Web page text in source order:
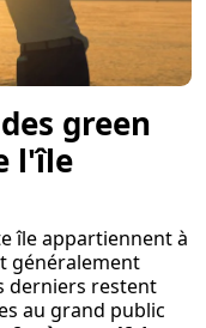
green
l'île
île appartiennent à
généralement
derniers restent
au grand public